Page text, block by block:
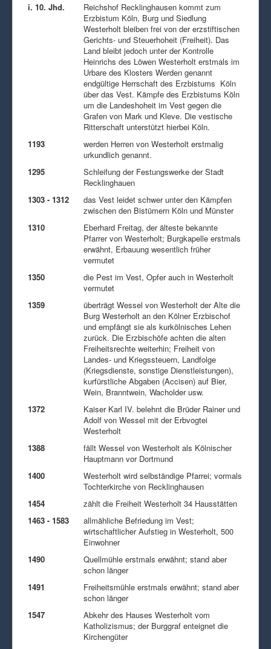
i. 10. Jhd.
Reichshof Recklinghausen kommt zum
Erzbistum Köln, Burg und Siedlung
Westerholt bleiben frei von der erzstiftischen
Gerichts- und Steuerhoheit (Freiheit). Das
Land bleibt jedoch unter der Kontrolle
Heinrichs des Löwen Westerholt erstmals im
Urbare des Klosters Werden genannt
endgültige Herrschaft des Erzbistums Köln
über das Vest. Kämpfe des Erzbistums Köln
um die Landeshoheit im Vest gegen die
Grafen von Mark und Kleve. Die vestische
Ritterschaft unterstützt hierbei Köln.
1193
werden Herren von Westerholt erstmalig
urkundlich genannt.
1295
Schleifung der Festungswerke der Stadt
Recklinghauen
1303 - 1312
das Vest leidet schwer unter den Kämpfen
zwischen den Bistümern Köln und Münster
1310
Eberhard Freitag, der älteste bekannte
Pfarrer von Westerholt; Burgkapelle erstmals
erwähnt, Erbauung wesentlich früher
vermutet
1350
die Pest im Vest, Opfer auch in Westerholt
vermutet
1359
überträgt Wessel von Westerholt der Alte die
Burg Westerholt an den Kölner Erzbischof
und empfängt sie als kurkölnisches Lehen
zurück. Die Erzbischöfe achten die alten
Freiheitsrechte weiterhin; Freiheit von
Landes- und Kriegssteuern, Landfolge
(Kriegsdienste, sonstige Dienstleistungen),
kurfürstliche Abgaben (Accisen) auf Bier,
Wein, Branntwein, Wacholder usw.
1372
Kaiser Karl IV. belehnt die Brüder Rainer und
Adolf von Wessel mit der Erbvogtei
Westerholt
1388
fällt Wessel von Westerholt als Kölnischer
Hauptmann vor Dortmund
1400
Westerholt wird selbständige Pfarrei; vormals
Tochterkirche von Recklinghausen
1454
zählt die Freiheit Westerholt 34 Hausstätten
1463 - 1583
allmähliche Befriedung im Vest;
wirtschaftlicher Aufstieg in Westerholt, 500
Einwohner
1490
Quellmühle erstmals erwähnt; stand aber
schon länger
1491
Freiheitsmühle erstmals erwähnt; stand aber
schon länger
1547
Abkehr des Hauses Westerholt vom
Katholizismus; der Burggraf enteignet die
Kirchengüter